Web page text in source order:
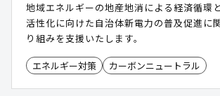
地域エネルギーの地産地消による経済循環
活性化に向けた自治体新電力の普及促進に
り組みを支援いたします。
エネルギー対策 カーボンニュートラル